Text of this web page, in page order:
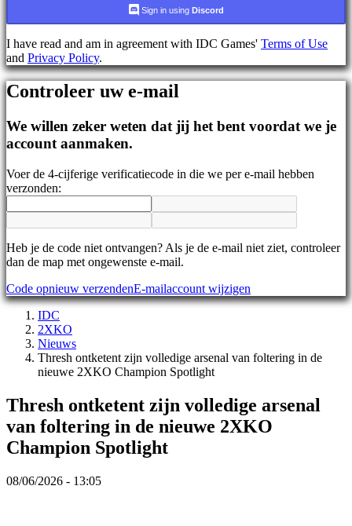
BS
DA
DE
EL
EN
FI
FR
HR
JA
KO
PL
PT
RO
SR
SV
De
game
game
Sign in using Discord
I have read and am in agreement with IDC Games' Terms of Use
and Privacy Policy.
Controleer uw e-mail
We willen zeker weten dat jij het bent voordat we je
account aanmaken.
Voer de 4-cijferige verificatiecode in die we per e-mail hebben
verzonden:
Heb je de code niet ontvangen? Als je de e-mail niet ziet, controleer
dan de map met ongewenste e-mail.
Code opnieuw verzendenE-mailaccount wijzigen
IDC
2XKO
Nieuws
Thresh ontketent zijn volledige arsenal van foltering in de
nieuwe 2XKO Champion Spotlight
Thresh ontketent zijn volledige arsenal
van foltering in de nieuwe 2XKO
Champion Spotlight
08/06/2026 - 13:05